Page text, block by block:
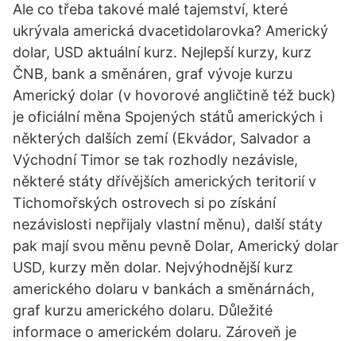
Ale co třeba takové malé tajemství, které
ukrývala americká dvacetidolarovka? Americký
dolar, USD aktuální kurz. Nejlepší kurzy, kurz
ČNB, bank a směnáren, graf vývoje kurzu
Americký dolar (v hovorové angličtině též buck)
je oficiální měna Spojených států amerických i
některých dalších zemí (Ekvádor, Salvador a
Východní Timor se tak rozhodly nezávisle,
některé státy dřívějších amerických teritorií v
Tichomořských ostrovech si po získání
nezávislosti nepřijaly vlastní měnu), další státy
pak mají svou měnu pevně Dolar, Americký dolar
USD, kurzy měn dolar. Nejvýhodnější kurz
amerického dolaru v bankách a směnárnách,
graf kurzu amerického dolaru. Důležité
informace o americkém dolaru. Zároveň je